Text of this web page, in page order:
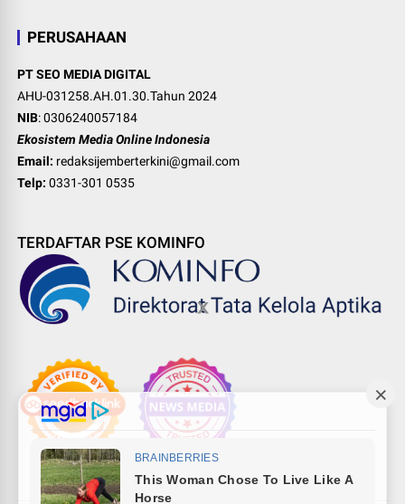
PERUSAHAAN
PT SEO MEDIA DIGITAL
AHU-031258.AH.01.30.Tahun 2024
NIB: 0306240057184
Ekosistem Media Online Indonesia
Email: redaksijemberterkini@gmail.com
Telp: 0331-301 0535
TERDAFTAR PSE KOMINFO